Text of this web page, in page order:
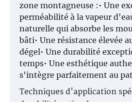
zone montagneuse :• Une
perméabilité à la vapeur
naturelle qui absorbe les
bâti• Une résistance élevée
dégel• Une durabilité
temps• Une esthétique
s'intègre parfaitement au
Techniques d'application